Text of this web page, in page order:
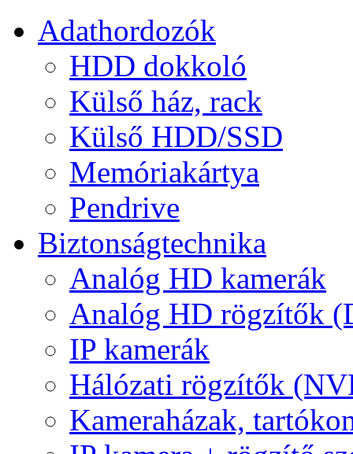
Adathordozók
HDD dokkoló
Külső ház, rack
Külső HDD/SSD
Memóriakártya
Pendrive
Biztonságtechnika
Analóg HD kamerák
Analóg HD rögzítők
IP kamerák
Hálózati rögzítők
Kameraházak,